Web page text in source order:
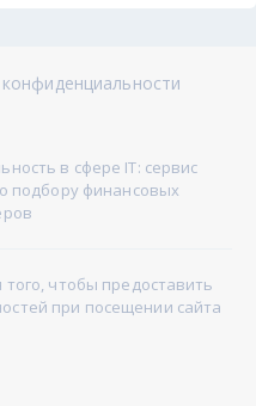
в сфере IT: сервис
подбору финансовых
чтобы предоставить
при посещении сайта